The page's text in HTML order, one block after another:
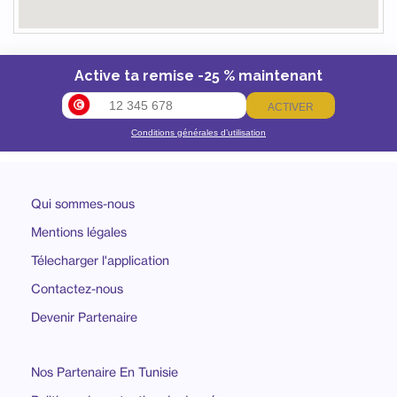
Active ta remise -25 % maintenant
ACTIVER
Conditions générales d’utilisation
Qui sommes-nous
Mentions légales
Télecharger l'application
Contactez-nous
Devenir Partenaire
Nos Partenaire En Tunisie